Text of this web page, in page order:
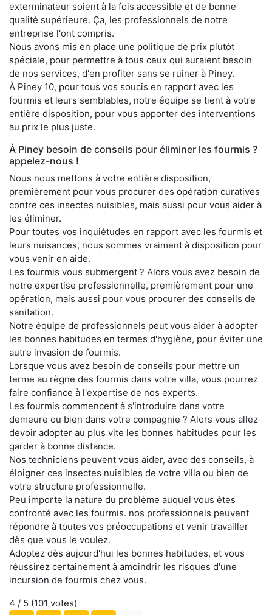
exterminateur soient à la fois accessible et de bonne
qualité supérieure. Ça, les professionnels de notre
entreprise l'ont compris.
Nous avons mis en place une politique de prix plutôt
spéciale, pour permettre à tous ceux qui auraient besoin
de nos services, d'en profiter sans se ruiner à Piney.
À Piney 10, pour tous vos soucis en rapport avec les
fourmis et leurs semblables, notre équipe se tient à votre
entière disposition, pour vous apporter des interventions
au prix le plus juste.
À Piney besoin de conseils pour éliminer les fourmis ?
appelez-nous !
Nous nous mettons à votre entière disposition,
premièrement pour vous procurer des opération curatives
contre ces insectes nuisibles, mais aussi pour vous aider à
les éliminer.
Pour toutes vos inquiétudes en rapport avec les fourmis et
leurs nuisances, nous sommes vraiment à disposition pour
vous venir en aide.
Les fourmis vous submergent ? Alors vous avez besoin de
notre expertise professionnelle, premièrement pour une
opération, mais aussi pour vous procurer des conseils de
sanitation.
Notre équipe de professionnels peut vous aider à adopter
les bonnes habitudes en termes d'hygiène, pour éviter une
autre invasion de fourmis.
Lorsque vous avez besoin de conseils pour mettre un
terme au règne des fourmis dans votre villa, vous pourrez
faire confiance à l'expertise de nos experts.
Les fourmis commencent à s'introduire dans votre
demeure ou bien dans votre compagnie ? Alors vous allez
devoir adopter au plus vite les bonnes habitudes pour les
garder à bonne distance.
Nos techniciens peuvent vous aider, avec des conseils, à
éloigner ces insectes nuisibles de votre villa ou bien de
votre structure professionnelle.
Peu importe la nature du problème auquel vous êtes
confronté avec les fourmis. nos professionnels peuvent
répondre à toutes vos préoccupations et venir travailler
dès que vous le voulez.
Adoptez dès aujourd'hui les bonnes habitudes, et vous
réussirez certainement à amoindrir les risques d'une
incursion de fourmis chez vous.
4 / 5 (101 votes)